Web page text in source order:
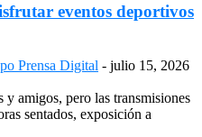
eventos deportivos
Prensa Digital - julio 15, 2026
amigos, pero las transmisiones
sentados, exposición a